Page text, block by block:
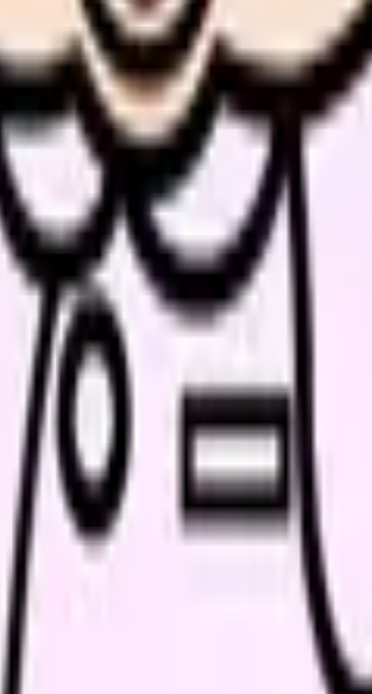
に直せます
安を減らす求人票へ改善します。
望条件を先に整理するとミスマッチを減
ます。進む 職場の悩みを30秒で診断
在地を確認できます。進む